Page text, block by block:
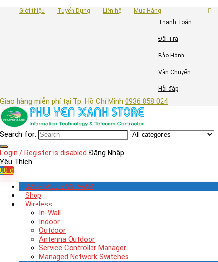
Giới thiệu Tuyển Dụng Liên hệ
Mua Hàng
Thanh Toán
Đổi Trả
Bảo Hành
Vận Chuyển
Hỏi đáp
Giao hàng miễn phí tại Tp. Hồ Chí Minh 0936 858 024
Search for:
Login / Register is disabled Đăng Nhập
Yêu Thích
00 ₫
DANH MỤC SẢN PHẨM
Shop
Wireless
In-Wall
Indoor
Outdoor
Antenna Outdoor
Service Controller Manager
Managed Network Switches